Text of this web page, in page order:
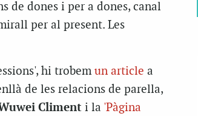
de dones i per a dones, canal
per al present. Les
hi trobem un article a
de les relacions de parella,
Climenti la 'Pàgina